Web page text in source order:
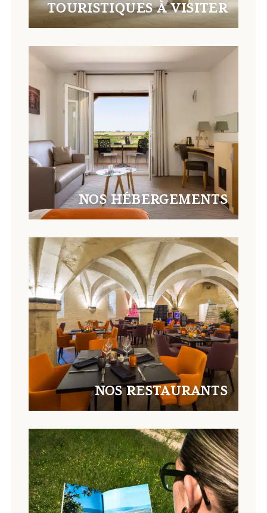
TOURISTIQUES À VISITER
NOS HÉBERGEMENTS
NOS RESTAURANTS